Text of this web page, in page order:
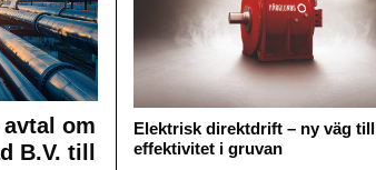
avtal om
B.V. till
Elektrisk direktdrift – ny väg till
effektivitet i gruvan